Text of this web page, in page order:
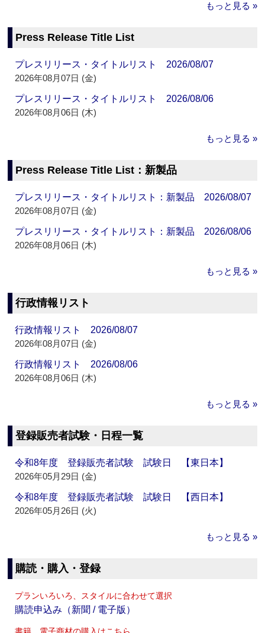
もっと見る »
Press Release Title List
プレスリリース・タイトルリスト 2026/08/07
2026年08月07日 (金)
プレスリリース・タイトルリスト 2026/08/06
2026年08月06日 (木)
もっと見る »
Press Release Title List：新製品
プレスリリース・タイトルリスト：新製品 2026/08/07
2026年08月07日 (金)
プレスリリース・タイトルリスト：新製品 2026/08/06
2026年08月06日 (木)
もっと見る »
行政情報リスト
行政情報リスト 2026/08/07
2026年08月07日 (金)
行政情報リスト 2026/08/06
2026年08月06日 (木)
もっと見る »
登録販売者試験・日程一覧
令和8年度 登録販売者試験 試験日 【東日本】
2026年05月29日 (金)
令和8年度 登録販売者試験 試験日 【西日本】
2026年05月26日 (火)
もっと見る »
購読・購入・登録
プランいろいろ、スタイルに合わせて選択
購読申込み（新聞 / 電子版）